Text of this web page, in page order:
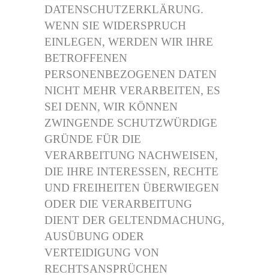
DATENSCHUTZERKLÄRUNG.
WENN SIE WIDERSPRUCH
EINLEGEN, WERDEN WIR IHRE
BETROFFENEN
PERSONENBEZOGENEN DATEN
NICHT MEHR VERARBEITEN, ES
SEI DENN, WIR KÖNNEN
ZWINGENDE SCHUTZWÜRDIGE
GRÜNDE FÜR DIE
VERARBEITUNG NACHWEISEN,
DIE IHRE INTERESSEN, RECHTE
UND FREIHEITEN ÜBERWIEGEN
ODER DIE VERARBEITUNG
DIENT DER GELTENDMACHUNG,
AUSÜBUNG ODER
VERTEIDIGUNG VON
RECHTSANSPRÜCHEN